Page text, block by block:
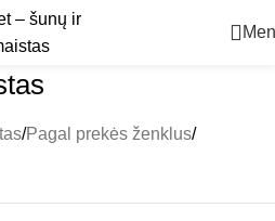
Pagal prekės ženklus